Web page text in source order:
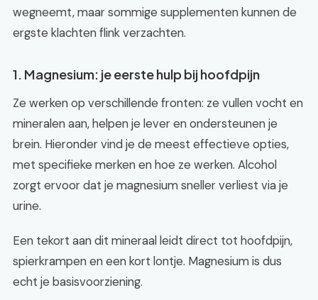
wegneemt, maar sommige supplementen kunnen de
ergste klachten flink verzachten.
1. Magnesium: je eerste hulp bij hoofdpijn
Ze werken op verschillende fronten: ze vullen vocht en
mineralen aan, helpen je lever en ondersteunen je
brein. Hieronder vind je de meest effectieve opties,
met specifieke merken en hoe ze werken. Alcohol
zorgt ervoor dat je magnesium sneller verliest via je
urine.
Een tekort aan dit mineraal leidt direct tot hoofdpijn,
spierkrampen en een kort lontje. Magnesium is dus
echt je basisvoorziening.